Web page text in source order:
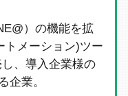
）の機能を拡
トメーション)ツー
、導入企業様の
企業。